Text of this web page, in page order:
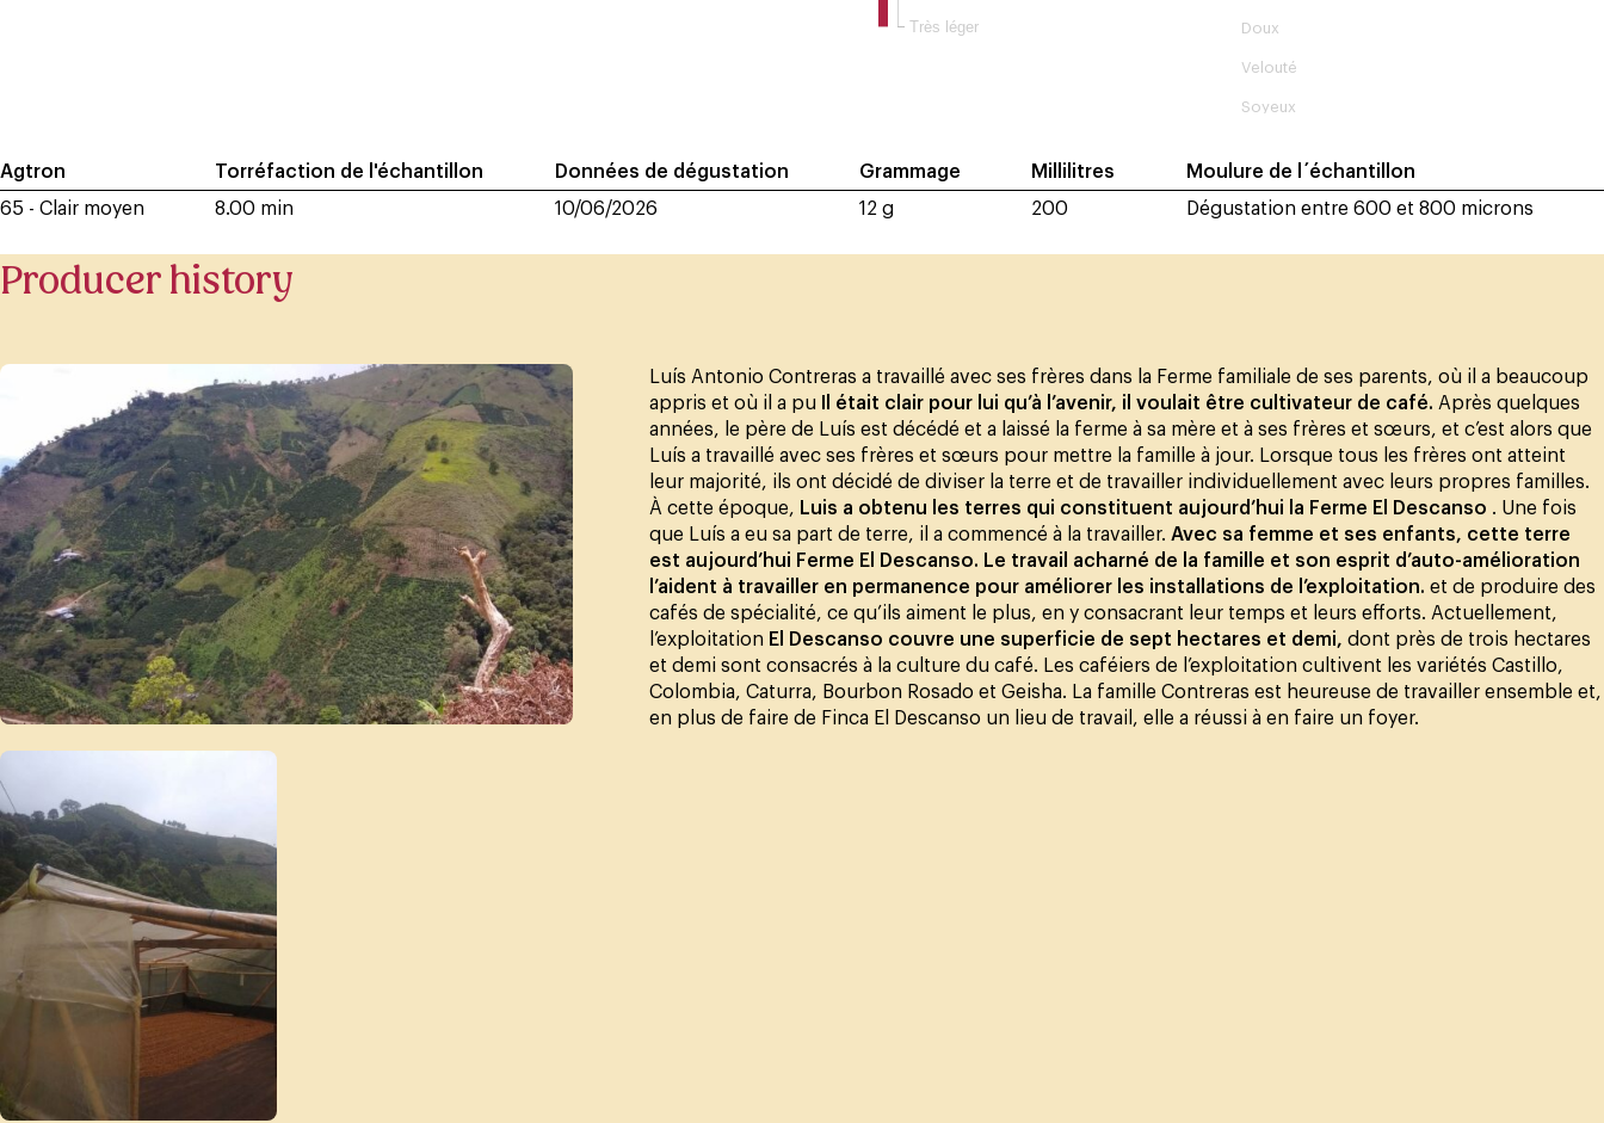
Très léger Doux
Velouté
Soyeux
Agtron
65 - Clair moyen
Torréfaction de l'échantillon
8.00 min
Données de dégustation
10/06/2026
Grammage
12 g
Millilitres
200
Moulure de l´échantillon
Dégustation entre 600 et 800 microns
Producer history
Luís Antonio Contreras a travaillé avec ses frères dans la Ferme familiale de ses parents, où il a beaucoup
appris et où il a pu Il était clair pour lui qu’à l’avenir, il voulait être cultivateur de café. Après quelques
années, le père de Luís est décédé et a laissé la ferme à sa mère et à ses frères et sœurs, et c’est alors que
Luís a travaillé avec ses frères et sœurs pour mettre la famille à jour. Lorsque tous les frères ont atteint
leur majorité, ils ont décidé de diviser la terre et de travailler individuellement avec leurs propres familles.
À cette époque, Luis a obtenu les terres qui constituent aujourd’hui la Ferme El Descanso . Une fois
que Luís a eu sa part de terre, il a commencé à la travailler. Avec sa femme et ses enfants, cette terre
est aujourd’hui Ferme El Descanso. Le travail acharné de la famille et son esprit d’auto-amélioration
l’aident à travailler en permanence pour améliorer les installations de l’exploitation. et de produire des
cafés de spécialité, ce qu’ils aiment le plus, en y consacrant leur temps et leurs efforts. Actuellement,
l’exploitation El Descanso couvre une superficie de sept hectares et demi, dont près de trois hectares
et demi sont consacrés à la culture du café. Les caféiers de l’exploitation cultivent les variétés Castillo,
Colombia, Caturra, Bourbon Rosado et Geisha. La famille Contreras est heureuse de travailler ensemble et,
en plus de faire de Finca El Descanso un lieu de travail, elle a réussi à en faire un foyer.